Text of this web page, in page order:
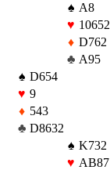
♠ A8
♥ 10652
♦ D762
♣ A95
♠ D654
♥ 9
♦ 543
♣ D8632
♠ K732
♥ AB87